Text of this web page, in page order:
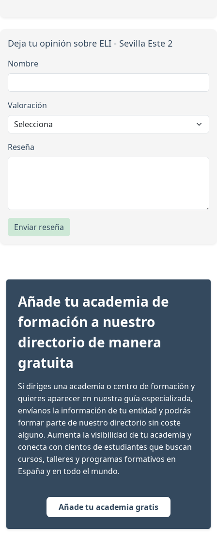
Deja tu opinión sobre ELI - Sevilla Este 2
Nombre
Valoración
Reseña
Enviar reseña
Añade tu academia de
formación a nuestro
directorio de manera
gratuita
Si diriges una academia o centro de formación y
quieres aparecer en nuestra guía especializada,
envíanos la información de tu entidad y podrás
formar parte de nuestro directorio sin coste
alguno. Aumenta la visibilidad de tu academia y
conecta con cientos de estudiantes que buscan
cursos, talleres y programas formativos en
España y en todo el mundo.
Añade tu academia gratis